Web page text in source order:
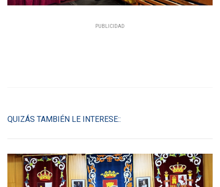
QUIZÁS TAMBIÉN LE INTERESE::